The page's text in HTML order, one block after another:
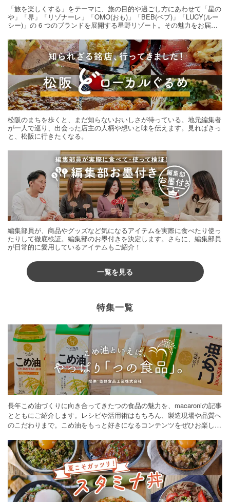
「旅を楽しくする」をテーマに、旅の目的や過ごし方にあわせて「星の
や」「界」「リゾナーレ」「OMO(おも)」「BEB(ベブ)」「LUCY(ルー
シー)」の 6 つのブランドを展開する星野リゾート。その魅力をお届け
松阪のまちを歩くと、まだ知らないおいしさが待っている。地元編集者
が一人で巡り、出会った店主の人柄や想いと味を伝えます。見ればきっ
と、松阪に行きたくなる。
編集部員が、商品やグッズなど気になるアイテムを実際に食べたり使っ
たりして徹底検証。編集部のお墨付きを決定します。さらに、編集部員
が日常的に愛用しているアイテムもご紹介！
一覧を見る
特集一覧
長年こめ油づくりに向き合ってきたつの食品の魅力を、macaroniの記事
とともにご紹介します。レシピや活用術はもちろん、製造現場や品質へ
のこだわりまで。こめ油をもっと好きになるコンテンツをぜひお楽しみ